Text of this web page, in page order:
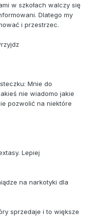
w szkołach walczy się
Dlatego my
i przestrzec.
Mnie do
nie wiadomo jakie
pozwolić na niektóre
Lepiej
na narkotyki dla
sprzedaje i to większe